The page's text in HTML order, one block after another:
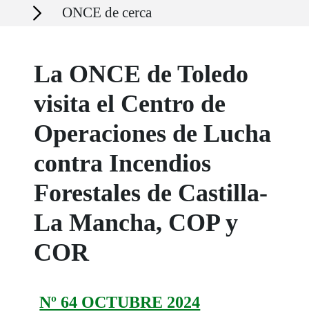
Secciones ONCE de cerca
La ONCE de Toledo
visita el Centro de
Operaciones de Lucha
contra Incendios
Forestales de Castilla-
La Mancha, COP y
COR
Nº 64 OCTUBRE 2024